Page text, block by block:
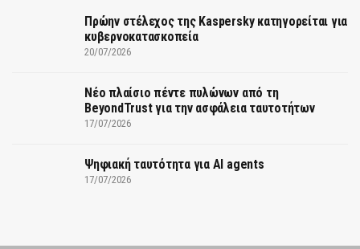
Πρώην στέλεχος της Kaspersky κατηγορείται για
κυβερνοκατασκοπεία
20/07/2026
Νέο πλαίσιο πέντε πυλώνων από τη
BeyondTrust για την ασφάλεια ταυτοτήτων
17/07/2026
Ψηφιακή ταυτότητα για AI agents
17/07/2026